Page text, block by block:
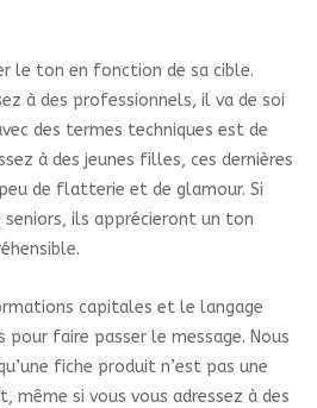
le ton en fonction de sa cible.
à des professionnels, il va de soi
des termes techniques est de
à des jeunes filles, ces dernières
de flatterie et de glamour. Si
seniors, ils apprécieront un ton
capitales et le langage
faire passer le message. Nous
fiche produit n’est pas une
même si vous vous adressez à des